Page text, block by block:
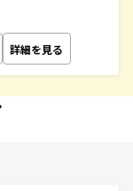
詳細を見る